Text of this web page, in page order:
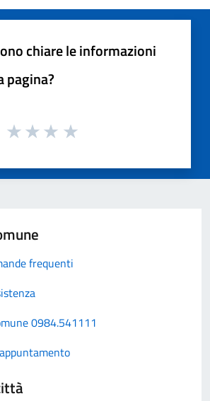
chiare le informazioni
pagina?
frequenti
0984.541111